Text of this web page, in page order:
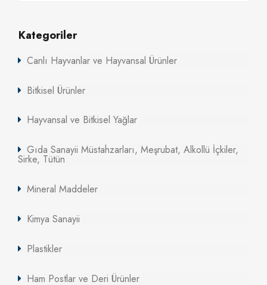
Kategoriler
Canlı Hayvanlar ve Hayvansal Ürünler
Bitkisel Ürünler
Hayvansal ve Bitkisel Yağlar
Gıda Sanayii Müstahzarları, Meşrubat, Alkollü İçkiler,
Sirke, Tütün
Mineral Maddeler
Kimya Sanayii
Plastikler
Ham Postlar ve Deri Ürünler